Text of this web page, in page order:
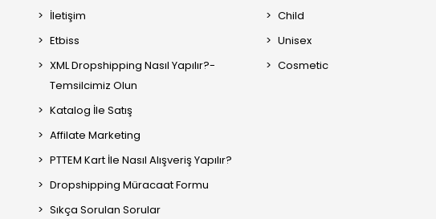
İletişim
Etbiss
XML Dropshipping Nasıl Yapılır?-
Temsilcimiz Olun
Katalog İle Satış
Affilate Marketing
PTTEM Kart İle Nasıl Alışveriş Yapılır?
Dropshipping Müracaat Formu
Sıkça Sorulan Sorular
Child
Unisex
Cosmetic